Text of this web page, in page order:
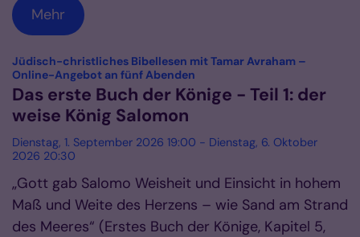
Mehr
Jüdisch-christliches Bibellesen mit Tamar Avraham –
Online-Angebot an fünf Abenden
Das erste Buch der Könige - Teil 1: der
weise König Salomon
Dienstag, 1. September 2026 19:00 - Dienstag, 6. Oktober
2026 20:30
„Gott gab Salomo Weisheit und Einsicht in hohem
Maß und Weite des Herzens – wie Sand am Strand
des Meeres“ (Erstes Buch der Könige, Kapitel 5,